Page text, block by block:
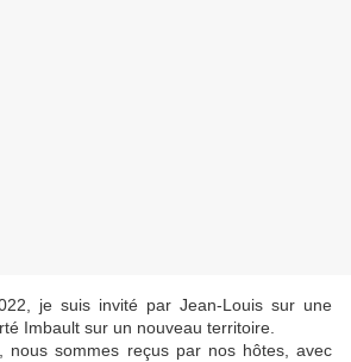
je suis invité par Jean-Louis sur une
Imbault sur un nouveau territoire.
nous sommes reçus par nos hôtes, avec